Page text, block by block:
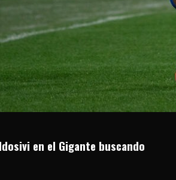
en el Gigante buscando